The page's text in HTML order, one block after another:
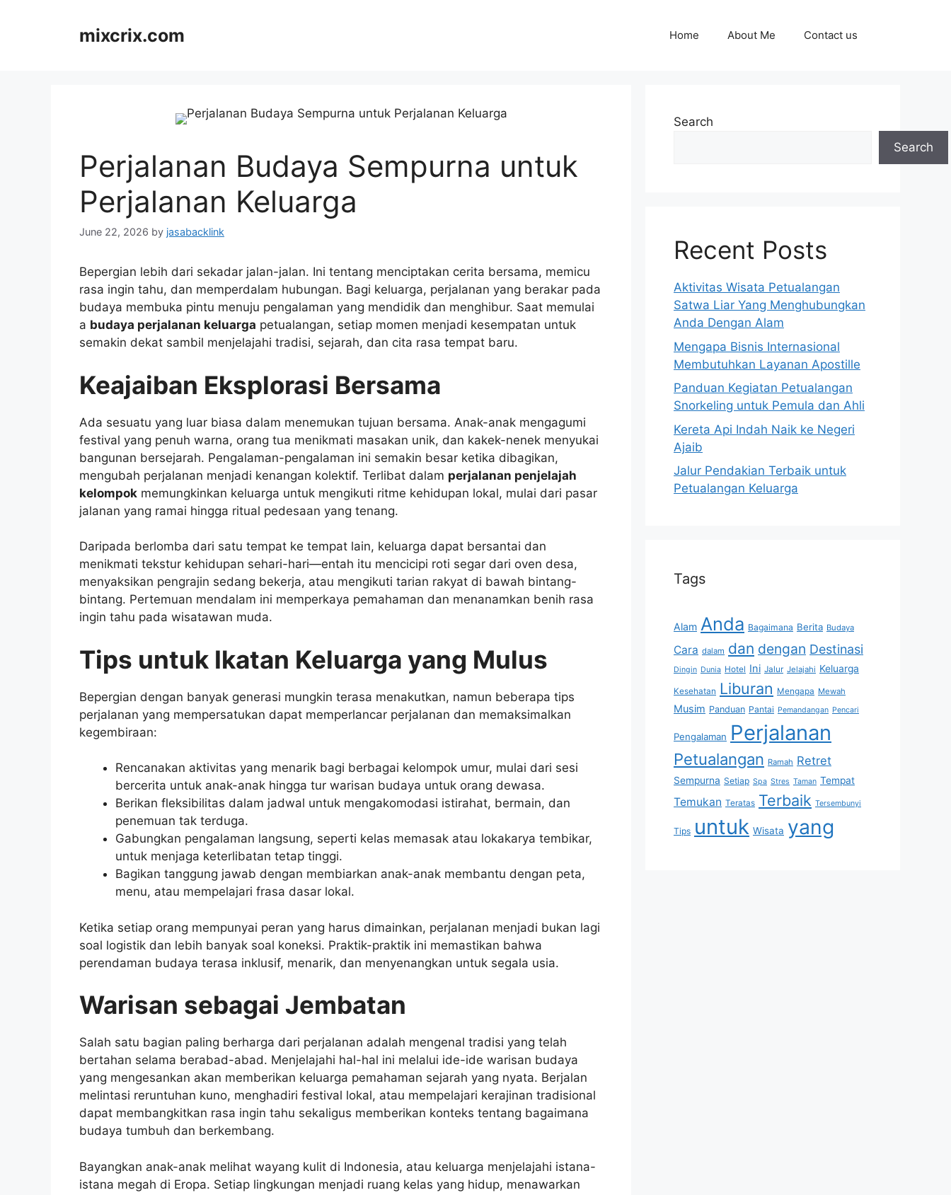
mixcrix.com Home About Me Contact us
Perjalanan Budaya Sempurna untuk
Perjalanan Keluarga
June 22, 2026 by jasabacklink
Bepergian lebih dari sekadar jalan-jalan. Ini tentang menciptakan cerita bersama, memicu
rasa ingin tahu, dan memperdalam hubungan. Bagi keluarga, perjalanan yang berakar pada
budaya membuka pintu menuju pengalaman yang mendidik dan menghibur. Saat memulai
a budaya perjalanan keluarga petualangan, setiap momen menjadi kesempatan untuk
semakin dekat sambil menjelajahi tradisi, sejarah, dan cita rasa tempat baru.
Keajaiban Eksplorasi Bersama
Ada sesuatu yang luar biasa dalam menemukan tujuan bersama. Anak-anak mengagumi
festival yang penuh warna, orang tua menikmati masakan unik, dan kakek-nenek menyukai
bangunan bersejarah. Pengalaman-pengalaman ini semakin besar ketika dibagikan,
mengubah perjalanan menjadi kenangan kolektif. Terlibat dalam perjalanan penjelajah
kelompok memungkinkan keluarga untuk mengikuti ritme kehidupan lokal, mulai dari pasar
jalanan yang ramai hingga ritual pedesaan yang tenang.
Daripada berlomba dari satu tempat ke tempat lain, keluarga dapat bersantai dan
menikmati tekstur kehidupan sehari-hari—entah itu mencicipi roti segar dari oven desa,
menyaksikan pengrajin sedang bekerja, atau mengikuti tarian rakyat di bawah bintang-
bintang. Pertemuan mendalam ini memperkaya pemahaman dan menanamkan benih rasa
ingin tahu pada wisatawan muda.
Tips untuk Ikatan Keluarga yang Mulus
Bepergian dengan banyak generasi mungkin terasa menakutkan, namun beberapa tips
perjalanan yang mempersatukan dapat memperlancar perjalanan dan memaksimalkan
kegembiraan:
Rencanakan aktivitas yang menarik bagi berbagai kelompok umur, mulai dari sesi
bercerita untuk anak-anak hingga tur warisan budaya untuk orang dewasa.
Berikan fleksibilitas dalam jadwal untuk mengakomodasi istirahat, bermain, dan
penemuan tak terduga.
Gabungkan pengalaman langsung, seperti kelas memasak atau lokakarya tembikar,
untuk menjaga keterlibatan tetap tinggi.
Bagikan tanggung jawab dengan membiarkan anak-anak membantu dengan peta,
menu, atau mempelajari frasa dasar lokal.
Ketika setiap orang mempunyai peran yang harus dimainkan, perjalanan menjadi bukan lagi
soal logistik dan lebih banyak soal koneksi. Praktik-praktik ini memastikan bahwa
perendaman budaya terasa inklusif, menarik, dan menyenangkan untuk segala usia.
Warisan sebagai Jembatan
Salah satu bagian paling berharga dari perjalanan adalah mengenal tradisi yang telah
bertahan selama berabad-abad. Menjelajahi hal-hal ini melalui ide-ide warisan budaya
yang mengesankan akan memberikan keluarga pemahaman sejarah yang nyata. Berjalan
melintasi reruntuhan kuno, menghadiri festival lokal, atau mempelajari kerajinan tradisional
dapat membangkitkan rasa ingin tahu sekaligus memberikan konteks tentang bagaimana
budaya tumbuh dan berkembang.
Bayangkan anak-anak melihat wayang kulit di Indonesia, atau keluarga menjelajahi istana-
istana megah di Eropa. Setiap lingkungan menjadi ruang kelas yang hidup, menawarkan
Search
Search
Recent Posts
Aktivitas Wisata Petualangan
Satwa Liar Yang Menghubungkan
Anda Dengan Alam
Mengapa Bisnis Internasional
Membutuhkan Layanan Apostille
Panduan Kegiatan Petualangan
Snorkeling untuk Pemula dan Ahli
Kereta Api Indah Naik ke Negeri
Ajaib
Jalur Pendakian Terbaik untuk
Petualangan Keluarga
Tags
Alam Anda Bagaimana Berita Budaya
Cara dalam dan dengan Destinasi
Dingin Dunia Hotel Ini Jalur Jelajahi Keluarga
Kesehatan Liburan Mengapa Mewah
Musim Panduan Pantai Pemandangan Pencari
Pengalaman Perjalanan
Petualangan Ramah Retret
Sempurna Setiap Spa Stres Taman Tempat
Temukan Teratas Terbaik Tersembunyi
Tips untuk Wisata yang